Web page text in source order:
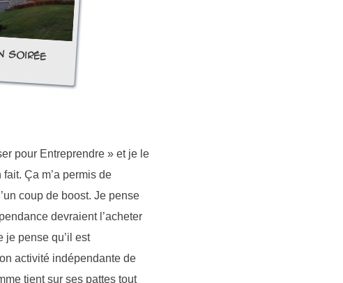
pour Entreprendre » et je le
Ça m’a permis de
coup de boost. Je pense
devraient l’acheter
je pense qu’il est
activité indépendante de
tient sur ses pattes tout